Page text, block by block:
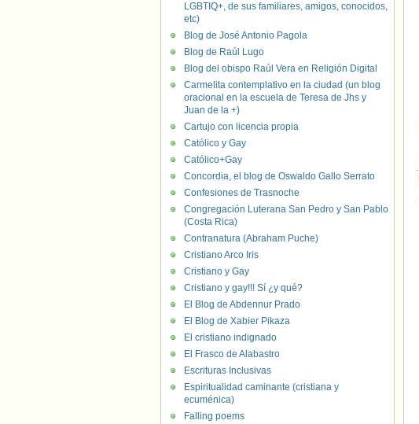
LGBTIQ+, de sus familiares, amigos, conocidos,
etc)
Blog de José Antonio Pagola
Blog de Raúl Lugo
Blog del obispo Raúl Vera en Religión Digital
Carmelita contemplativo en la ciudad (un blog
oracional en la escuela de Teresa de Jhs y
Juan de la +)
Cartujo con licencia propia
Católico y Gay
Católico+Gay
Concordia, el blog de Oswaldo Gallo Serrato
Confesiones de Trasnoche
Congregación Luterana San Pedro y San Pablo
(Costa Rica)
Contranatura (Abraham Puche)
Cristiano Arco Iris
Cristiano y Gay
Cristiano y gay!!! Sí ¿y qué?
El Blog de Abdennur Prado
El Blog de Xabier Pikaza
El cristiano indignado
El Frasco de Alabastro
Escrituras Inclusivas
Espiritualidad caminante (cristiana y
ecuménica)
Falling poems